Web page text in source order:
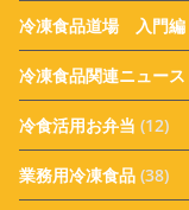
冷凍食品道場 入門編
冷凍食品関連ニュース
冷食活用お弁当 (12)
業務用冷凍食品 (38)